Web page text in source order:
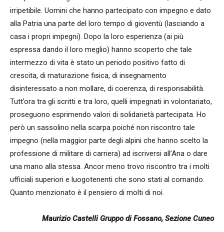
irripetibile. Uomini che hanno partecipato con impegno e dato
alla Patria una parte del loro tempo di gioventù (lasciando a
casa i propri impegni). Dopo la loro esperienza (ai più
espressa dando il loro meglio) hanno scoperto che tale
intermezzo di vita è stato un periodo positivo fatto di
crescita, di maturazione fisica, di insegnamento
disinteressato a non mollare, di coerenza, di responsabilità.
Tutt’ora tra gli scritti e tra loro, quelli impegnati in volontariato,
proseguono esprimendo valori di solidarietà partecipata. Ho
però un sassolino nella scarpa poiché non riscontro tale
impegno (nella maggior parte degli alpini che hanno scelto la
professione di militare di carriera) ad iscriversi all’Ana o dare
una mano alla stessa. Ancor meno trovo riscontro tra i molti
ufficiali superiori e luogotenenti che sono stati al comando.
Quanto menzionato è il pensiero di molti di noi.
Maurizio Castelli Gruppo di Fossano, Sezione Cuneo